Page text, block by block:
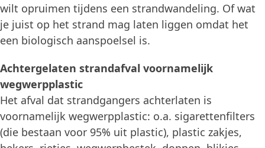
wilt opruimen tijdens een strandwandeling. Of wat
je juist op het strand mag laten liggen omdat het
een biologisch aanspoelsel is.
Achtergelaten strandafval voornamelijk
wegwerpplastic
Het afval dat strandgangers achterlaten is
voornamelijk wegwerpplastic: o.a. sigarettenfilters
(die bestaan voor 95% uit plastic), plastic zakjes,